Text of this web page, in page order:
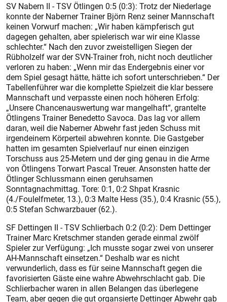
SV Nabern II - TSV Ötlingen 0:5 (0:3): Trotz der Niederlage
konnte der Naberner Trainer Björn Renz seiner Mannschaft
keinen Vorwurf machen: „Wir haben kämpferisch gut
dagegen gehalten, aber spielerisch war wir eine Klasse
schlechter.“ Nach den zuvor zweistelligen Siegen der
Rübholzelf war der SVN-Trainer froh, nicht noch deutlicher
verloren zu haben: „Wenn mir das Endergebnis einer vor
dem Spiel gesagt hätte, hätte ich sofort unterschrieben.“ Der
Tabellenführer war die komplette Spielzeit die klar bessere
Mannschaft und verpasste einen noch höheren Erfolg:
„Unsere Chancenauswertung war mangelhaft“, grantelte
Ötlingens Trainer Benedetto Savoca. Das lag vor allem
daran, weil die Naberner Abwehr fast jeden Schuss mit
irgendeinem Körperteil abwehren konnte. Die Gastgeber
hatten im gesamten Spielverlauf nur einen einzigen
Torschuss aus 25-Metern und der ging genau in die Arme
von Ötlingens Torwart Pascal Treuer. Ansonsten hatte der
Ötlinger Schlussmann einen geruhsamen
Sonntagnachmittag. Tore: 0:1, 0:2 Shpat Krasnic
(4./Foulelfmeter, 13.), 0:3 Malte Hess (35.), 0:4 Krasnic (55.),
0:5 Stefan Schwarzbauer (62.).
SF Dettingen II - TSV Schlierbach 0:2 (0:2): Dem Dettinger
Trainer Marc Kretschmer standen gerade einmal zwölf
Spieler zur Verfügung: „Ich musste sogar zwei von unserer
AH-Mannschaft einsetzen.“ Deshalb war es nicht
verwunderlich, dass es für seine Mannschaft gegen die
favorisierten Gäste eine wahre Abwehrschlacht gab. Die
Schlierbacher waren in allen Belangen das überlegene
Team, aber gegen die gut organsierte Dettinger Abwehr gab